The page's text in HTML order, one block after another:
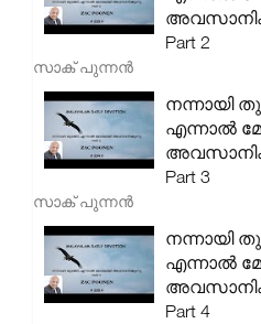
Part 2
സാക് പുന്നൻ
നന്നായി
എന്നാൽ
Part 3
സാക് പുന്നൻ
നന്നായി
എന്നാൽ
Part 4